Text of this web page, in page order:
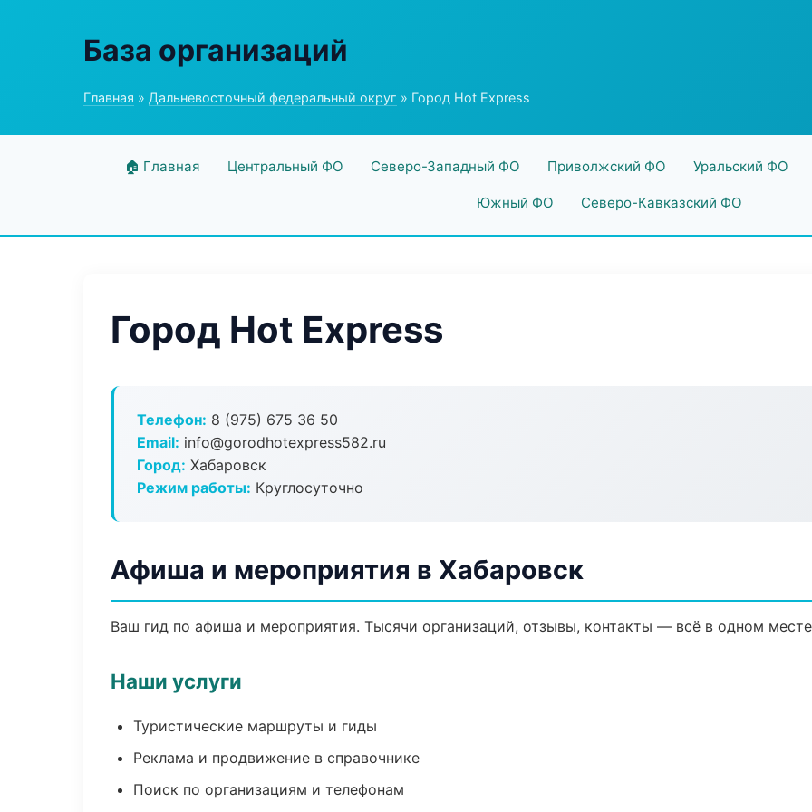
База организаций
Главная » Дальневосточный федеральный округ » Город Hot Express
🏠 Главная Центральный ФО Северо-Западный ФО Приволжский ФО Уральский ФО
Южный ФО Северо-Кавказский ФО
Город Hot Express
Телефон: 8 (975) 675 36 50
Email: info@gorodhotexpress582.ru
Город: Хабаровск
Режим работы: Круглосуточно
Афиша и мероприятия в Хабаровск
Ваш гид по афиша и мероприятия. Тысячи организаций, отзывы, контакты — всё в одном
Наши услуги
Туристические маршруты и гиды
Реклама и продвижение в справочнике
Поиск по организациям и телефонам